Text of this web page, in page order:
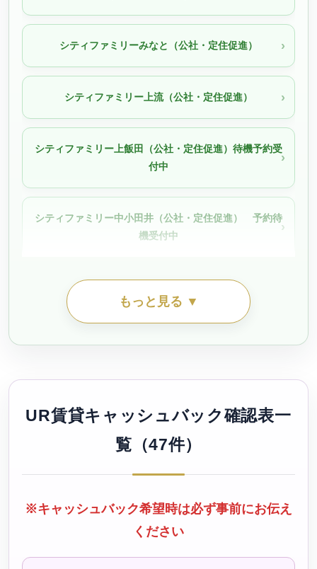
シティファミリーみなと（公社・定住促進）
シティファミリー上流（公社・定住促進）
シティファミリー上飯田（公社・定住促進）待機予約受
付中
シティファミリー中小田井（公社・定住促進） 予約待
機受付中
シティファミリー丸の内（公社・定住促進）待機予約受
付中
シティファミリー名塚（公社・定住促進）
シティファミリー向島（公社・定住促進）待機予約受付
もっと見る ▼
UR賃貸キャッシュバック確認表一
覧（47件）
※キャッシュバック希望時は必ず事前にお伝え
ください